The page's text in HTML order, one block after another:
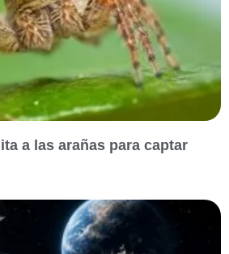
a las arañas para captar